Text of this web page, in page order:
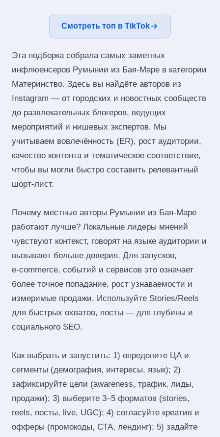
Смотреть топ в TikTok
Эта подборка собрала самых заметных
инфлюенсеров Румынии из Бая-Маре в категории
Материнство. Здесь вы найдёте авторов из
Instagram — от городских и новостных сообществ
до развлекательных блогеров, ведущих
мероприятий и нишевых экспертов. Мы
учитываем вовлечённость (ER), рост аудитории,
качество контента и тематическое соответствие,
чтобы вы могли быстро составить релевантный
шорт‑лист.
Почему местные авторы Румынии из Бая-Маре
работают лучше? Локальные лидеры мнений
чувствуют контекст, говорят на языке аудитории и
вызывают больше доверия. Для запусков,
e‑commerce, событий и сервисов это означает
более точное попадание, рост узнаваемости и
измеримые продажи. Используйте Stories/Reels
для быстрых охватов, посты — для глубины и
социального SEO.
Как выбрать и запустить: 1) определите ЦА и
сегменты (демография, интересы, язык); 2)
зафиксируйте цели (awareness, трафик, лиды,
продажи); 3) выберите 3–5 форматов (stories,
reels, посты, live, UGC); 4) согласуйте креатив и
офферы (промокоды, CTA, лендинг); 5) задайте